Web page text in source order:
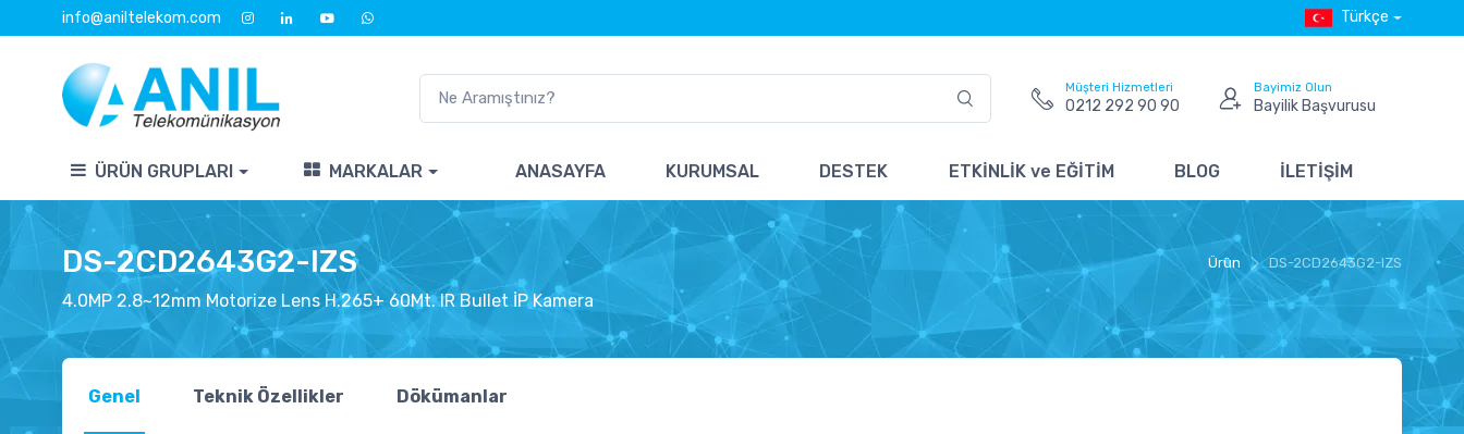
info@aniltelekom.com Türkçe
Müşteri Hizmetleri
0212 292 90 90
Bayimiz Olun
Bayilik Başvurusu
ÜRÜN GRUPLARI MARKALAR ANASAYFA KURUMSAL DESTEK ETKİNLİK ve EĞİTİM BLOG İLETİŞİM
Ürün DS-2CD2643G2-IZS
DS-2CD2643G2-IZS
4.0MP 2.8~12mm Motorize Lens H.265+ 60Mt. IR Bullet İP Kamera
Genel Teknik Özellikler Dökümanlar